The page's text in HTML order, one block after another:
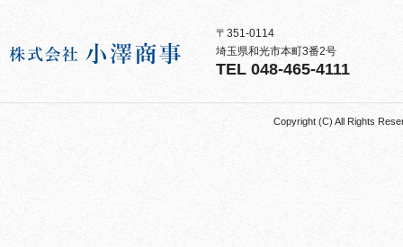
〒351-0114
埼玉県和光市本町3番2号
TEL 048-465-4111
Copyright (C) All Rights